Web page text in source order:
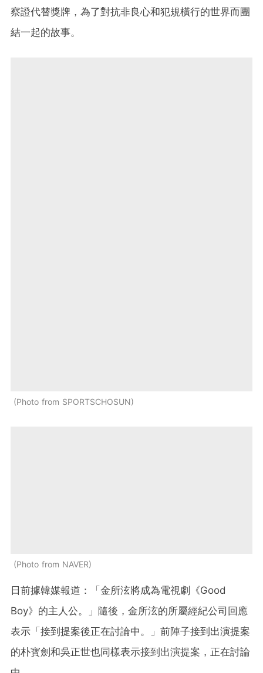
察證代替獎牌，為了對抗非良心和犯規橫行的世界而團
結一起的故事。
Photo from SPORTSCHOSUN
Photo from NAVER
日前據韓媒報道：「金所泫將成為電視劇《Good
Boy》的主人公。」隨後，金所泫的所屬經紀公司回應
表示「接到提案後正在討論中。」前陣子接到出演提案
的朴寳劍和吳正世也同樣表示接到出演提案，正在討論